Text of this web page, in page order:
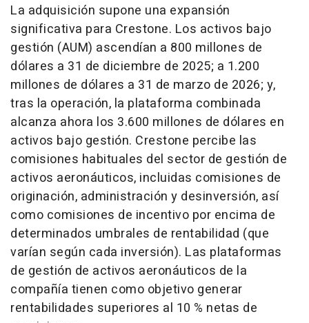
La adquisición supone una expansión
significativa para Crestone. Los activos bajo
gestión (AUM) ascendían a 800 millones de
dólares a 31 de diciembre de 2025; a 1.200
millones de dólares a 31 de marzo de 2026; y,
tras la operación, la plataforma combinada
alcanza ahora los 3.600 millones de dólares en
activos bajo gestión. Crestone percibe las
comisiones habituales del sector de gestión de
activos aeronáuticos, incluidas comisiones de
originación, administración y desinversión, así
como comisiones de incentivo por encima de
determinados umbrales de rentabilidad (que
varían según cada inversión). Las plataformas
de gestión de activos aeronáuticos de la
compañía tienen como objetivo generar
rentabilidades superiores al 10 % netas de